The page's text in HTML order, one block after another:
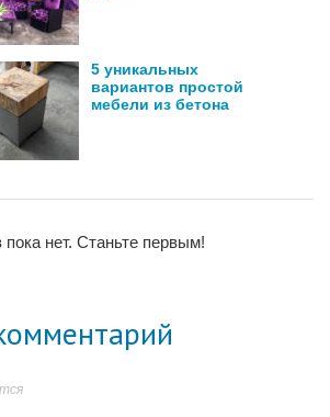
5 уникальных
вариантов простой
мебели из бетона
нет. Станьте первым!